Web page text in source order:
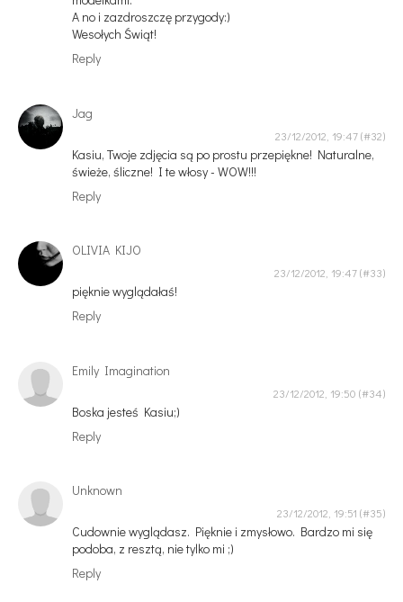
A no i zazdroszczę przygody:)
Wesołych Świąt!
Reply
Jag
23/12/2012, 19:47
Kasiu, Twoje zdjęcia są po prostu przepiękne! Naturalne,
świeże, śliczne! I te włosy - WOW!!!
Reply
OLIVIA KIJO
23/12/2012, 19:47
pięknie wyglądałaś!
Reply
Emily Imagination
23/12/2012, 19:50
Boska jesteś Kasiu;)
Reply
Unknown
23/12/2012, 19:51
Cudownie wyglądasz. Pięknie i zmysłowo. Bardzo mi się
podoba, z resztą, nie tylko mi ;)
Reply